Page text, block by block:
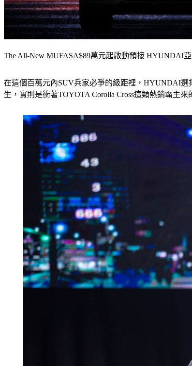
The All-New MUFASA$89萬元起啟動預接 HYUNDAI
在這個百萬元內SUV兵家必爭的級距裡，HYUNDAI
生，實則是衝著TOYOTA Corolla Cross這類熱銷霸主